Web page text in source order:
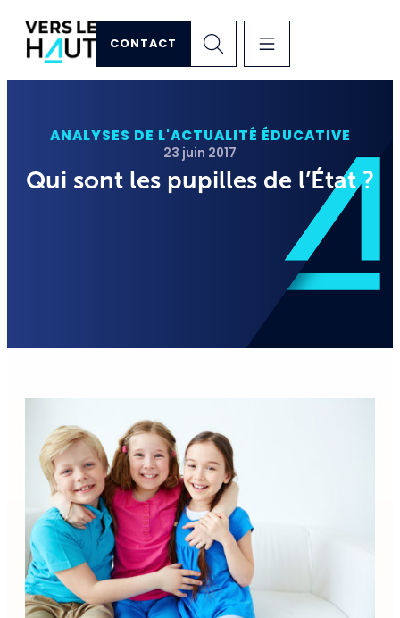
CONTACT
ANALYSES DE L'ACTUALITÉ ÉDUCATIVE
23 juin 2017
Qui sont les pupilles de l’État ?